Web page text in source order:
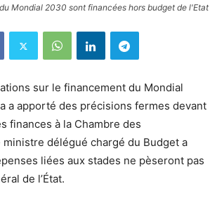
Mondial 2030 sont financées hors budget de l'Etat
sur le financement du Mondial
a apporté des précisions fermes devant
finances à la Chambre des
délégué chargé du Budget a
liées aux stades ne pèseront pas
de l’État.